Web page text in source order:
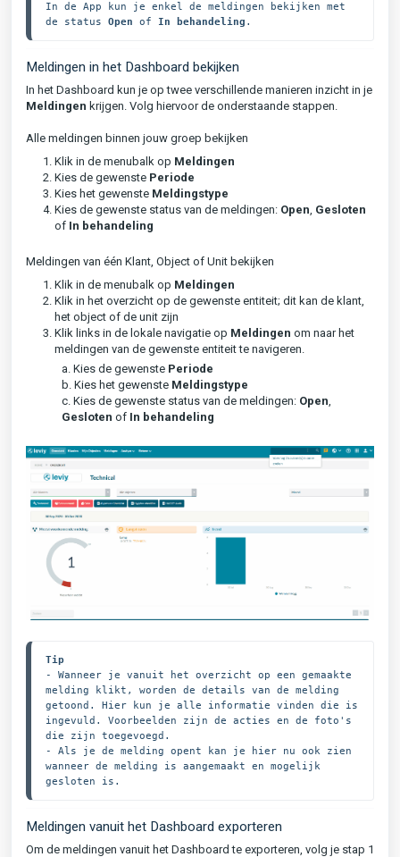
In de App kun je enkel de meldingen bekijken met
de status Open of In behandeling .
Meldingen in het Dashboard bekijken
In het Dashboard kun je op twee verschillende manieren inzicht in je
Meldingen krijgen. Volg hiervoor de onderstaande stappen.
Alle meldingen binnen jouw groep bekijken
Klik in de menubalk op Meldingen
Kies de gewenste Periode
Kies het gewenste Meldingstype
Kies de gewenste status van de meldingen: Open Gesloten
of In behandeling
Meldingen van één Klant, Object of Unit bekijken
Klik in de menubalk op Meldingen
Klik in het overzicht op de gewenste entiteit; dit kan de klant,
het object of de unit zijn
Klik links in de lokale navigatie op Meldingen om naar het
meldingen van de gewenste entiteit te navigeren.
a. Kies de gewenste Periode
b. Kies het gewenste Meldingstype
c. Kies de gewenste status van de meldingen: Open
Gesloten of In behandeling
Tip
- Wanneer je vanuit het overzicht op een gemaakte
melding klikt, worden de details van de melding
getoond. Hier kun je alle informatie vinden die is
ingevuld. Voorbeelden zijn de acties en de foto's
die zijn toegevoegd.
- Als je de melding opent kan je hier nu ook zien
wanneer de melding is aangemaakt en mogelijk
gesloten is.
Meldingen vanuit het Dashboard exporteren
Om de meldingen vanuit het Dashboard te exporteren, volg je stap 1